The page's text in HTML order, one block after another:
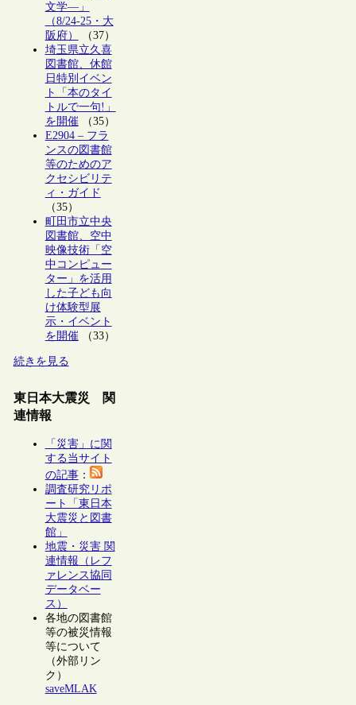
文学―」
（8/24-25・大
阪府）
（37）
埼玉県立久喜
図書館、休館
日特別イベン
ト「本のタイ
トルで一句!」
を開催（35）
E2904 – フラ
ンスの図書館
等のためのア
クセシビリテ
ィ・ガイド
（35）
町田市立中央
図書館、空中
映像技術「空
中コンピュー
ター」を活用
した子ども向
け体験型展
示・イベント
を開催（33）
続きを見る
東日本大震災 関
連情報
「災害」に関
する当サイト
の記事：
調査研究リポ
ート「東日本
大震災と図書
館」
地震・災害 関
連情報（レフ
ァレンス協同
データベー
ス）
各地の図書館
等の被災情報
等について
（外部リン
ク）
saveMLAK